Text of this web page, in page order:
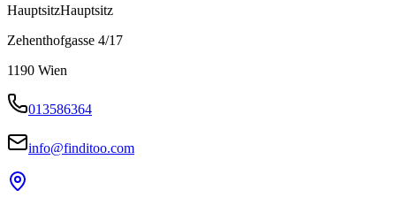
HauptsitzHauptsitz
Zehenthofgasse 4/17
1190 Wien
013586364
info@finditoo.com